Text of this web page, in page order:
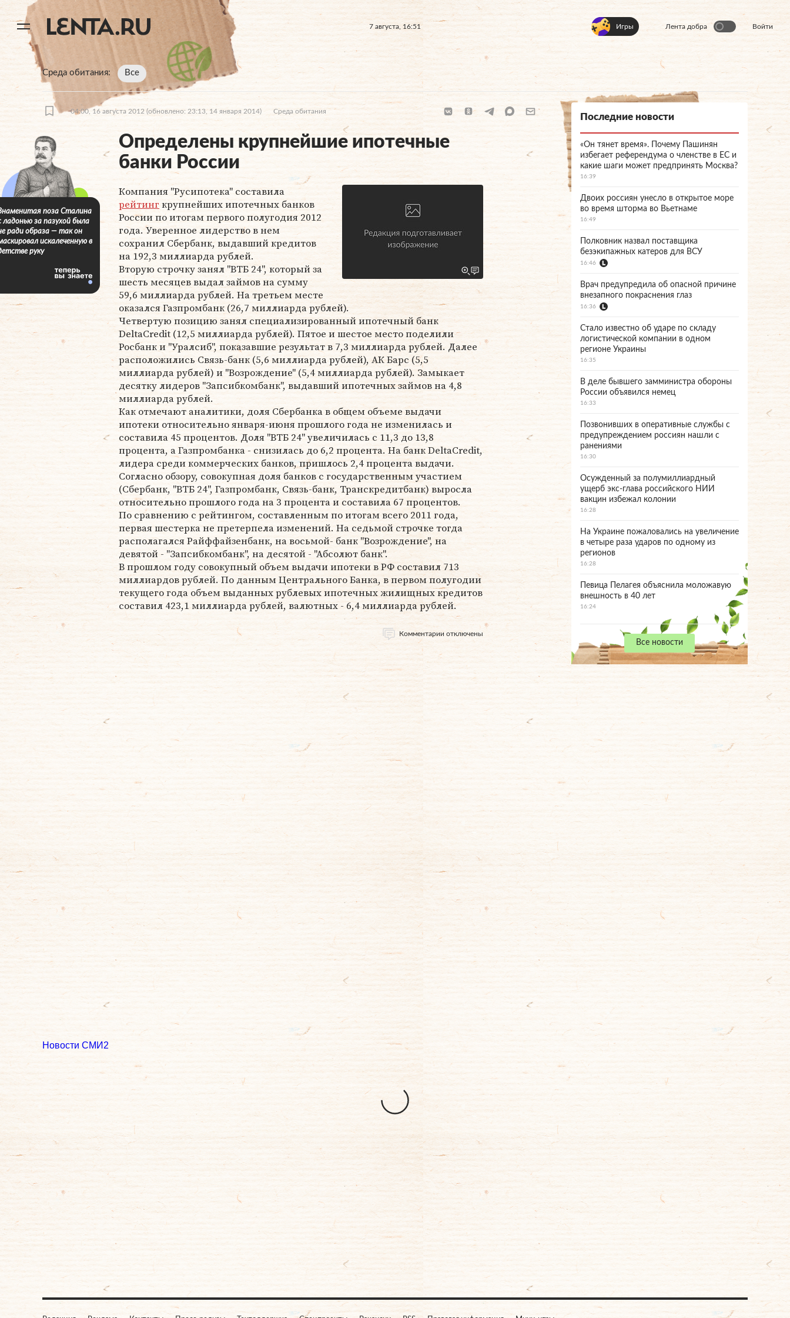
7 августа, 16:51 Игры Лента добра Войти
Среда обитания Все
04:00, 16 августа 2012 (обновлено: 23:13, 14 января 2014) Среда обитания
Определены крупнейшие ипотечные
банки России
Компания "Русипотека" составила
рейтинг крупнейших ипотечных банков
России по итогам первого полугодия 2012
года. Уверенное лидерство в нем
сохранил Сбербанк, выдавший кредитов
на 192,3 миллиарда рублей.
Вторую строчку занял "ВТБ 24", который за
шесть месяцев выдал займов на сумму
59,6 миллиарда рублей. На третьем месте
оказался Газпромбанк (26,7 миллиарда рублей).
Четвертую позицию занял специализированный ипотечный банк
DeltaCredit (12,5 миллиарда рублей). Пятое и шестое место поделили
Росбанк и "Уралсиб", показавшие результат в 7,3 миллиарда рублей. Далее
расположились Связь-банк (5,6 миллиарда рублей), АК Барс (5,5
миллиарда рублей) и "Возрождение" (5,4 миллиарда рублей). Замыкает
десятку лидеров "Запсибкомбанк", выдавший ипотечных займов на 4,8
миллиарда рублей.
Как отмечают аналитики, доля Сбербанка в общем объеме выдачи
ипотеки относительно января-июня прошлого года не изменилась и
составила 45 процентов. Доля "ВТБ 24" увеличилась с 11,3 до 13,8
процента, а Газпромбанка - снизилась до 6,2 процента. На банк DeltaCredit,
лидера среди коммерческих банков, пришлось 2,4 процента выдачи.
Согласно обзору, совокупная доля банков с государственным участием
(Сбербанк, "ВТБ 24", Газпромбанк, Связь-банк, Транскредитбанк) выросла
относительно прошлого года на 3 процента и составила 67 процентов.
По сравнению с рейтингом, составленным по итогам всего 2011 года,
первая шестерка не претерпела изменений. На седьмой строчке тогда
располагался Райффайзенбанк, на восьмой- банк "Возрождение", на
девятой - "Запсибкомбанк", на десятой - "Абсолют банк".
В прошлом году совокупный объем выдачи ипотеки в РФ составил 713
миллиардов рублей. По данным Центрального Банка, в первом полугодии
текущего года объем выданных рублевых ипотечных жилищных кредитов
составил 423,1 миллиарда рублей, валютных - 6,4 миллиарда рублей.
Комментарии отключены
поза Сталина
ладонью за пазухой была
ради образа — так он
искалеченную в
руку
Последние новости
«Он тянет время». Почему Пашинян
избегает референдума о членстве в ЕС и
какие шаги может предпринять Москва?
16:39
Двоих россиян унесло в открытое море
во время шторма во Вьетнаме
16:49
Полковник назвал поставщика
безэкипажных катеров для ВСУ
16:46
Врач предупредила об опасной причине
внезапного покраснения глаз
16:36
Стало известно об ударе по складу
логистической компании в одном
регионе Украины
16:35
В деле бывшего замминистра обороны
России объявился немец
16:33
Позвонивших в оперативные службы с
предупреждением россиян нашли с
ранениями
16:30
Осужденный за полумиллиардный
ущерб экс-глава российского НИИ
вакцин избежал колонии
16:28
На Украине пожаловались на увеличение
в четыре раза ударов по одному из
регионов
16:28
Певица Пелагея объяснила моложавую
внешность в 40 лет
16:24
Все новости
Новости СМИ2